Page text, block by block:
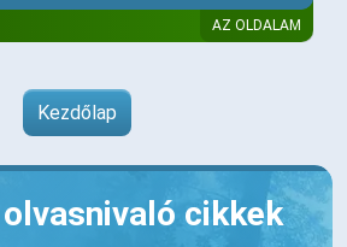
AZ OLDALAM
Kezdőlap
cikkek